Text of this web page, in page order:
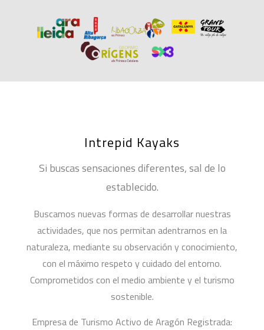
Intrepid Kayaks
Si buscas sensaciones diferentes, sal de lo
establecido.
Buscamos nuevas formas de desarrollar nuestras
actividades, que nos permitan adentrarnos en la
naturaleza, mediante su observación y conocimiento,
con el máximo respeto y cuidado del entorno.
Comprometidos con el medio ambiente y el turismo
sostenible.
Empresa de Turismo Activo de Aragón Registrada: